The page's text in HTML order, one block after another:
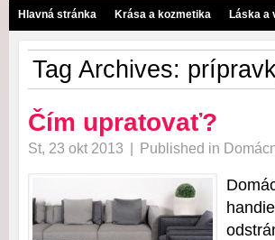
Hlavná stránka Krása a kozmetika Láska a
Tag Archives:
Čím upratovať?
St, 23 okt 2013 | Published in